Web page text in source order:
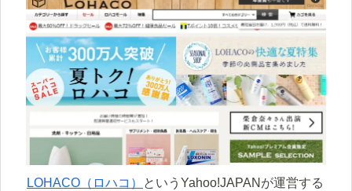
LOHACO（ロハコ）
というYahoo!JAPANが運営する